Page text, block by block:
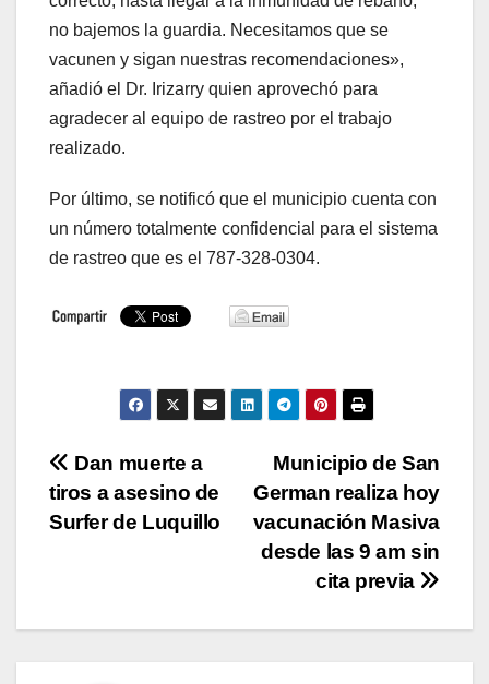
no bajemos la guardia. Necesitamos que se
vacunen y sigan nuestras recomendaciones»,
añadió el Dr. Irizarry quien aprovechó para
agradecer al equipo de rastreo por el trabajo
realizado.
Por último, se notificó que el municipio cuenta con
un número totalmente confidencial para el sistema
de rastreo que es el 787-328-0304.
Navegación
de
Municipio de San
German realiza hoy
vacunación Masiva
desde las 9 am sin
cita previa
Dan muerte a
tiros a asesino de
Surfer de Luquillo